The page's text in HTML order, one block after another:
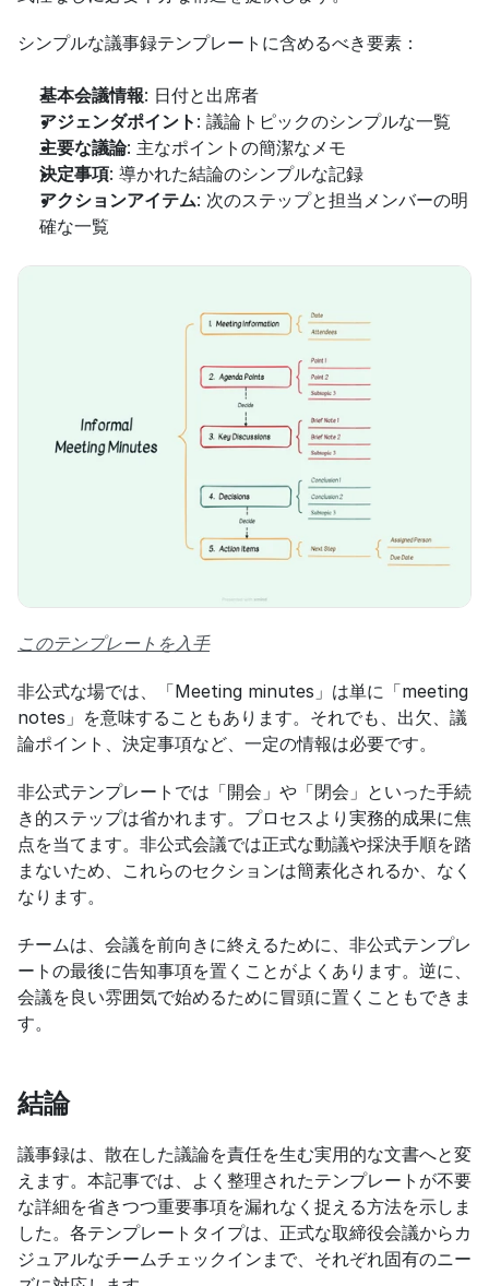
シンプルな議事録テンプレートに含めるべき要素：
基本会議情報: 日付と出席者
アジェンダポイント : 議論トピックのシンプルな一覧
主要な議論: 主なポイントの簡潔なメモ
決定事項: 導かれた結論のシンプルな記録
アクションアイテム: 次のステップと担当メンバーの明
確な一覧
このテンプレートを入手
非公式な場では、「Meeting minutes」は単に「meeting
notes」を意味することもあります。それでも、出欠、議
論ポイント、決定事項など、一定の情報は必要です。
非公式テンプレートでは「開会」や「閉会」といった手続
き的ステップは省かれます。プロセスより実務的成果に焦
点を当てます。非公式会議では正式な動議や採決手順を踏
まないため、これらのセクションは簡素化されるか、なく
なります。
チームは、会議を前向きに終えるために、非公式テンプレ
ートの最後に告知事項を置くことがよくあります。逆に、
会議を良い雰囲気で始めるために冒頭に置くこともできま
す。
結論
議事録は、散在した議論を責任を生む実用的な文書へと変
えます。本記事では、よく整理されたテンプレートが不要
な詳細を省きつつ重要事項を漏れなく捉える方法を示しま
した。各テンプレートタイプは、正式な取締役会議からカ
ジュアルなチームチェックインまで、それぞれ固有のニー